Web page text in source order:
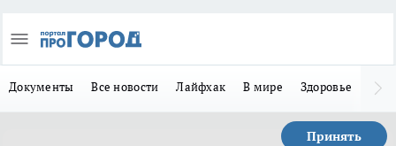
Документы Все новости Лайфхак В мире Здоровье
Принять